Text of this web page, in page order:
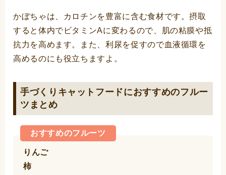
かぼちゃは、カロチンを豊富に含む食材です。摂取
すると体内でビタミンAに変わるので、肌の粘膜や抵
抗力を高めます。また、利尿を促すので血液循環を
高めるのにも役立ちますよ。
手づくりキャットフードにおすすめのフルー
ツまとめ
おすすめのフルーツ
りんご
柿